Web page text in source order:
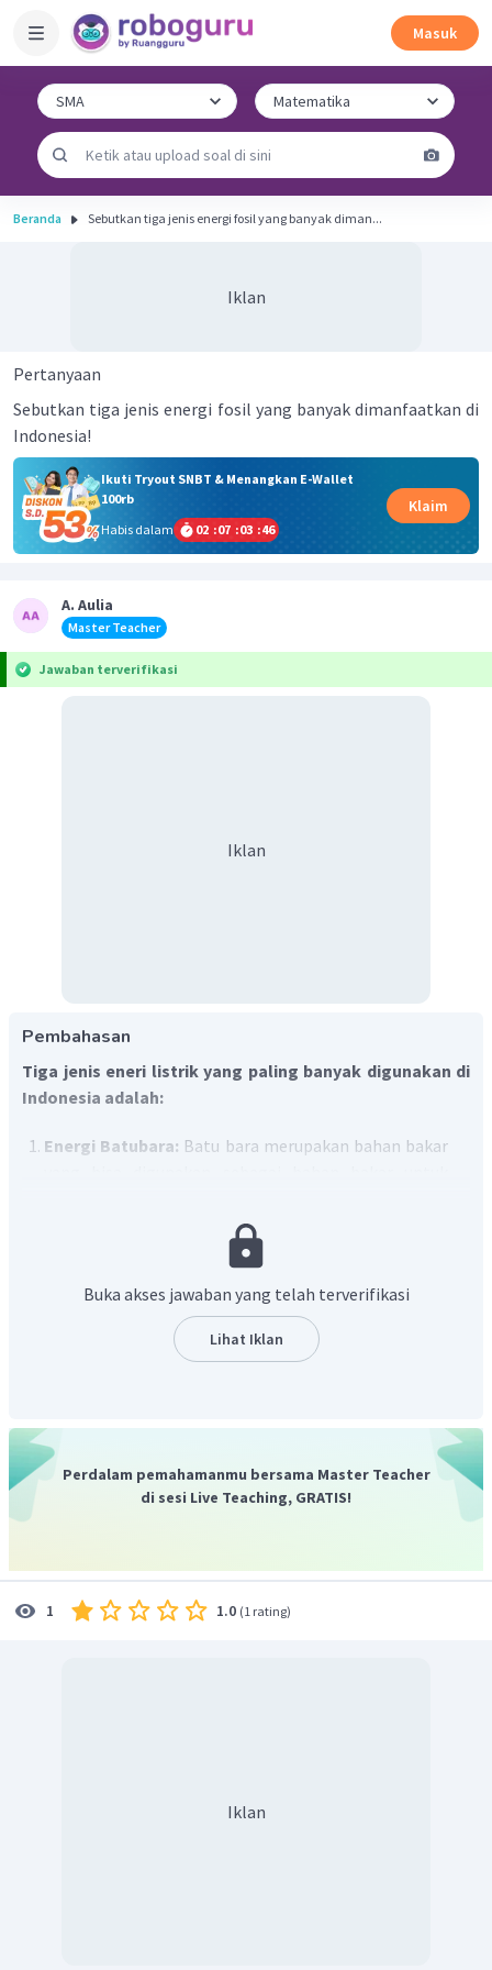
Masuk
Beranda Sebutkan tiga jenis energi fosil yang banyak diman...
Iklan
Pertanyaan
Sebutkan tiga jenis energi fosil yang banyak dimanfaatkan di
Indonesia!
Ikuti Tryout SNBT & Menangkan E-Wallet
100rb
Habis dalam
02 :07 :03 :45
Klaim
A. Aulia
Master Teacher
Jawaban terverifikasi
Iklan
Pembahasan
Tiga jenis eneri listrik yang paling banyak digunakan di
Indonesia adalah:
Energi Batubara: Batu bara merupakan bahan bakar
digunakan dalam teknik peleburan logam dan
dipergunakan untuk memproduksi berbagai material
yang dibutuhkan oleh manusia.
Gas alam biasanya ditemukan di bawah
melalui pipa. Setelah dipompa keluar, kemudian
diangkut ke tempat penyimpanan atau untuk
keperluan rumah tangga.
Buka akses jawaban yang telah terverifikasi
Lihat Iklan
Perdalam pemahamanmu bersama Master Teacher
di sesi Live Teaching, GRATIS!
1 1.0 (1 rating)
Iklan